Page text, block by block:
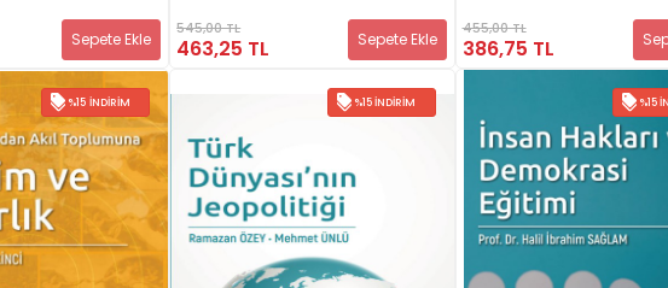
Sepete Ekle
545,00 TL
463,25 TL Sepete Ekle
455,00 TL
386,75 TL
%15 İNDIRIM %15 İNDIRIM %15